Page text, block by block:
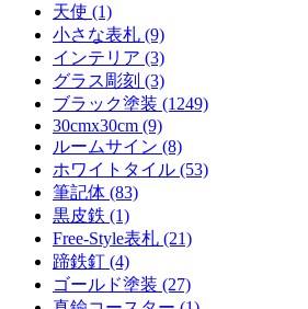
天使 (1)
小さな表札 (9)
インテリア (3)
グラス彫刻 (3)
ブラック塗装 (1249)
30cmx30cm (9)
ルームサイン (8)
ホワイトタイル (53)
筆記体 (83)
黒皮鉄 (1)
Free-Style表札 (21)
蹄鉄釘 (4)
ゴールド塗装 (27)